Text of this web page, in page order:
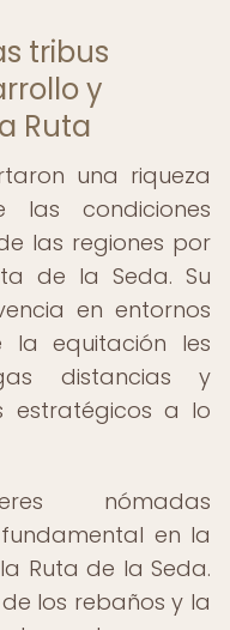
tribus
y
Ruta
una riqueza
las condiciones
las regiones por
de la Seda. Su
en entornos
la equitación les
distancias y
estratégicos a lo
nómadas
en la
Ruta de la Seda.
los rebaños y la